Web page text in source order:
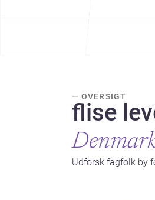
— OVERSIGT
flise
Udforsk fagfolk by